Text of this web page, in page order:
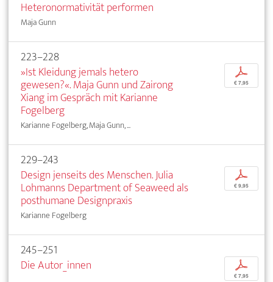
Heteronormativität performen
Maja Gunn
223–228
»Ist Kleidung jemals hetero
gewesen?«. Maja Gunn und Zairong
Xiang im Gespräch mit Karianne
Fogelberg
Karianne Fogelberg, Maja Gunn, ...
p
€ 7,95
229–243
Design jenseits des Menschen. Julia
Lohmanns Department of Seaweed als
posthumane Designpraxis
Karianne Fogelberg
p
€ 9,95
245–251
Die Autor_innen
p
€ 7,95